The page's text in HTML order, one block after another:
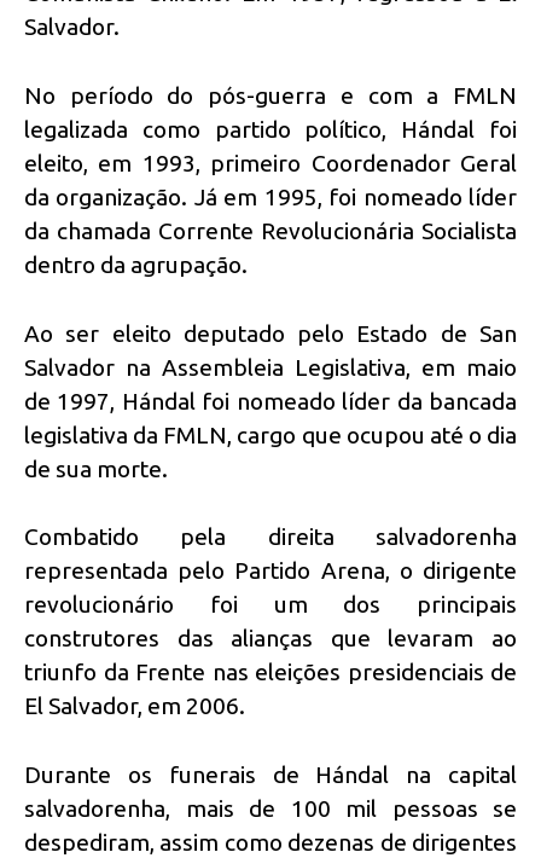
Salvador.
No período do pós-guerra e com a FMLN
legalizada como partido político, Hándal foi
eleito, em 1993, primeiro Coordenador Geral
da organização. Já em 1995, foi nomeado líder
da chamada Corrente Revolucionária Socialista
dentro da agrupação.
Ao ser eleito deputado pelo Estado de San
Salvador na Assembleia Legislativa, em maio
de 1997, Hándal foi nomeado líder da bancada
legislativa da FMLN, cargo que ocupou até o dia
de sua morte.
Combatido pela direita salvadorenha
representada pelo Partido Arena, o dirigente
revolucionário foi um dos principais
construtores das alianças que levaram ao
triunfo da Frente nas eleições presidenciais de
El Salvador, em 2006.
Durante os funerais de Hándal na capital
salvadorenha, mais de 100 mil pessoas se
despediram, assim como dezenas de dirigentes